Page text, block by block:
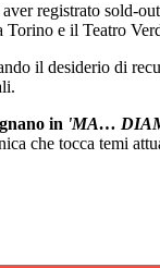
registrato sold-
e il Teatro
il desiderio di
in 'MA…
che tocca temi